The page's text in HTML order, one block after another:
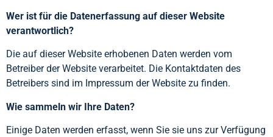
Wer ist für die Datenerfassung auf dieser Website
verantwortlich?
Die auf dieser Website erhobenen Daten werden vom
Betreiber der Website verarbeitet. Die Kontaktdaten des
Betreibers sind im Impressum der Website zu finden.
Wie sammeln wir Ihre Daten?
Einige Daten werden erfasst, wenn Sie sie uns zur Verfügung